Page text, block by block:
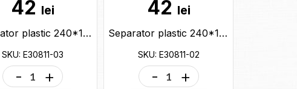
42 lei
Separator plastic 240*105 rosu 100buc E30811-03
SKU: E30811-03
- +
42 lei
Separator plastic 240*105 albastru 100buc E30811-02
SKU: E30811-02
- +